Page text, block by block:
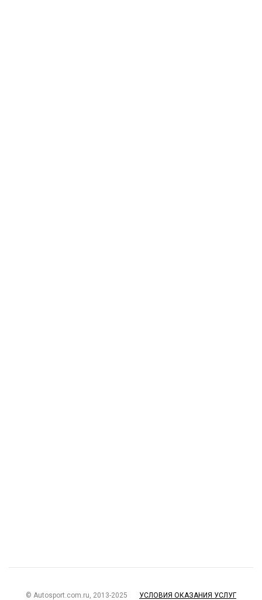
© Autosport.com.ru, 2013-2025 УСЛОВИЯ ОКАЗАНИЯ УСЛУГ